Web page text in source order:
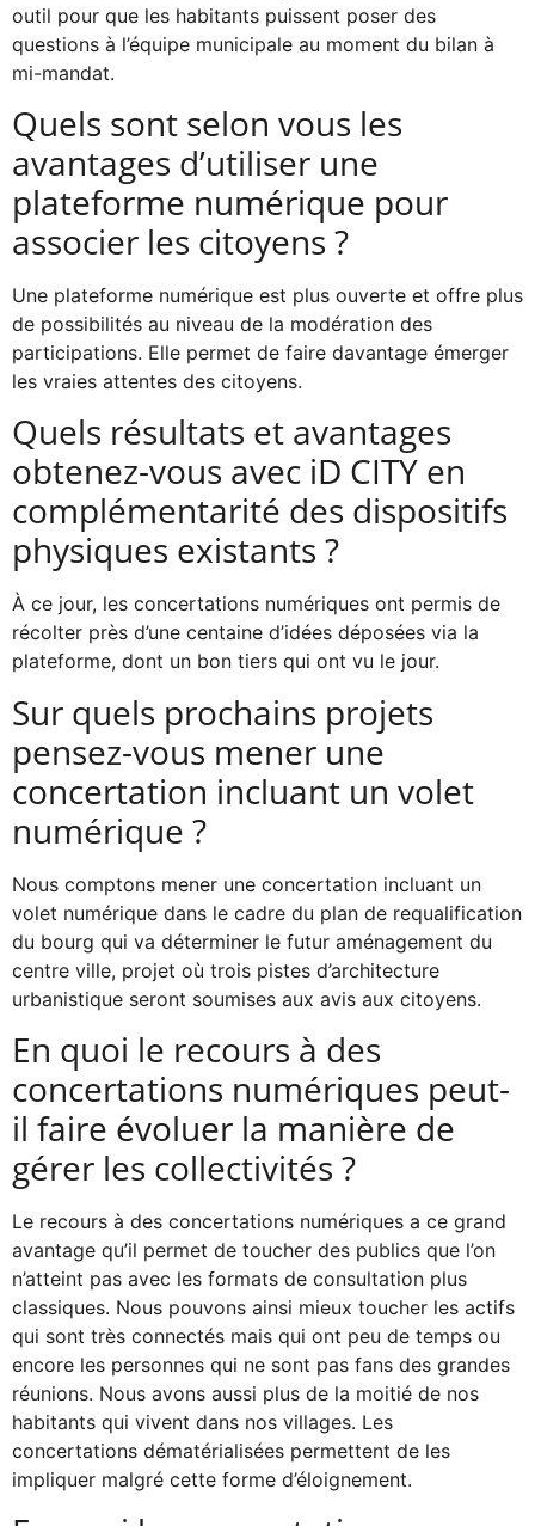
outil pour que les habitants puissent poser des
questions à l’équipe municipale au moment du bilan à
mi-mandat.
Quels sont selon vous les
avantages d’utiliser une
plateforme numérique pour
associer les citoyens ?
Une plateforme numérique est plus ouverte et offre plus
de possibilités au niveau de la modération des
participations. Elle permet de faire davantage émerger
les vraies attentes des citoyens.
Quels résultats et avantages
obtenez-vous avec iD CITY en
complémentarité des dispositifs
physiques existants ?
À ce jour, les concertations numériques ont permis de
récolter près d’une centaine d’idées déposées via la
plateforme, dont un bon tiers qui ont vu le jour.
Sur quels prochains projets
pensez-vous mener une
concertation incluant un volet
numérique ?
Nous comptons mener une concertation incluant un
volet numérique dans le cadre du plan de requalification
du bourg qui va déterminer le futur aménagement du
centre ville, projet où trois pistes d’architecture
urbanistique seront soumises aux avis aux citoyens.
En quoi le recours à des
concertations numériques peut-
il faire évoluer la manière de
gérer les collectivités ?
Le recours à des concertations numériques a ce grand
avantage qu’il permet de toucher des publics que l’on
n’atteint pas avec les formats de consultation plus
classiques. Nous pouvons ainsi mieux toucher les actifs
qui sont très connectés mais qui ont peu de temps ou
encore les personnes qui ne sont pas fans des grandes
réunions. Nous avons aussi plus de la moitié de nos
habitants qui vivent dans nos villages. Les
concertations dématérialisées permettent de les
impliquer malgré cette forme d’éloignement.